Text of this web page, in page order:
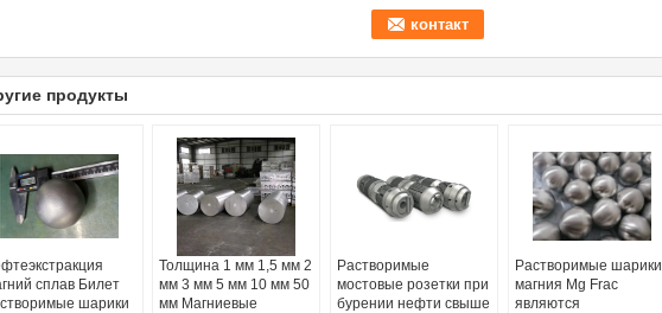
продукты
сплав Билет
шарики
Толщина 1 мм 1,5 мм 2
мм 3 мм 5 мм 10 мм 50
мм Магниевые
Растворимые
мостовые розетки при
бурении нефти свыше
Растворимые шарики
магния Mg Frac
являются